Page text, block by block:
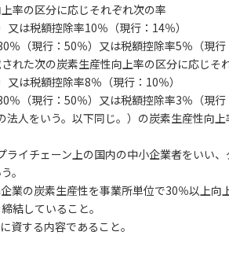
率の区分に応じそれぞれ次の率
は税額控除率10％（現行：14％）
（現行：50％）又は税額控除率5％（現行
れた次の炭素生産性向上率の区分に応じそ
は税額控除率8％（現行：10％）
（現行：50％）又は税額控除率3％（現行
人をいう。以下同じ。）の炭素生産性向
イチェーン上の国内の中小企業者をいい
。
の炭素生産性を事業所単位で30％以上向
結していること。
する内容であること。